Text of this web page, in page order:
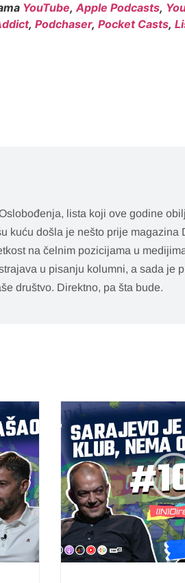
YouTube,Apple Podcasts,
,Podchaser,Pocket Casts,
lista koji ove godine
kuću došla je nešto prije magazina
na čelnim pozicijama u
u pisanju kolumni, a sada je
društvo. Direktno, pa šta bude.